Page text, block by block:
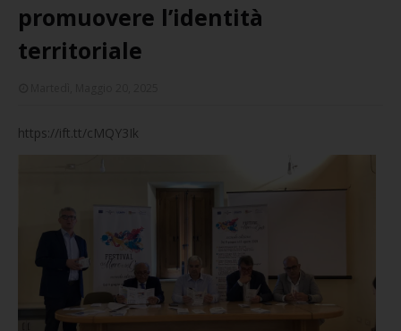
promuovere l’identità
territoriale
https://ift.tt/cMQY3Ik